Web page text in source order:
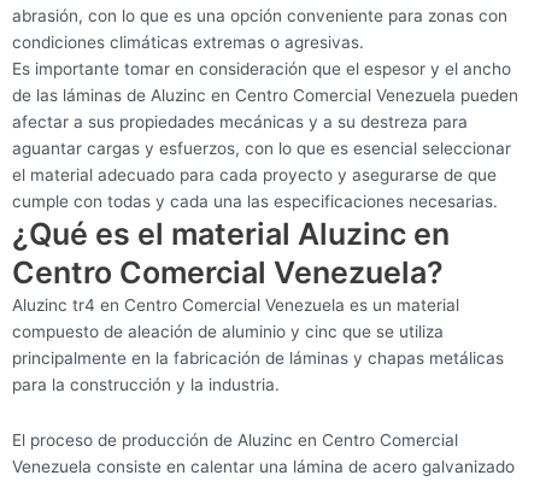
abrasión, con lo que es una opción conveniente para zonas con
condiciones climáticas extremas o agresivas.
Es importante tomar en consideración que el espesor y el ancho
de las láminas de Aluzinc en Centro Comercial Venezuela pueden
afectar a sus propiedades mecánicas y a su destreza para
aguantar cargas y esfuerzos, con lo que es esencial seleccionar
el material adecuado para cada proyecto y asegurarse de que
cumple con todas y cada una las especificaciones necesarias.
¿Qué es el material Aluzinc en
Centro Comercial Venezuela?
Aluzinc tr4 en Centro Comercial Venezuela es un material
compuesto de aleación de aluminio y cinc que se utiliza
principalmente en la fabricación de láminas y chapas metálicas
para la construcción y la industria.
El proceso de producción de Aluzinc en Centro Comercial
Venezuela consiste en calentar una lámina de acero galvanizado